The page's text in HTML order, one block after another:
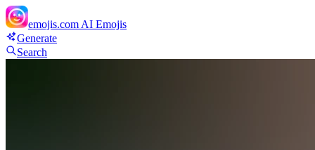
emojis.com AI Emojis
Generate
Search